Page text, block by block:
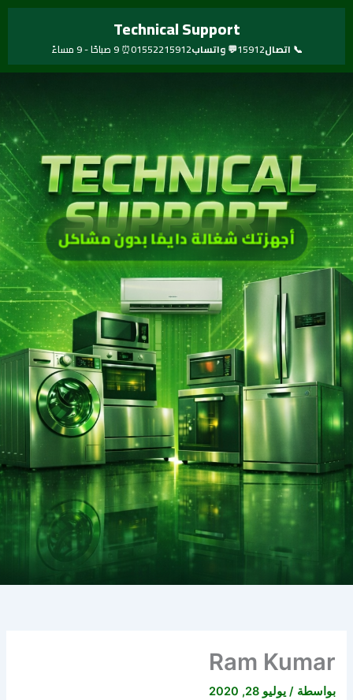
تخطي
Technical Support
📞 اتصال15912💬 واتساب01552215912⏰ 9 صباحًا - 9 مساءً
أجهزتك شغالة دايمًا بدون مشاكل
Ram Kumar
بواسطة /يوليو 28, 2020